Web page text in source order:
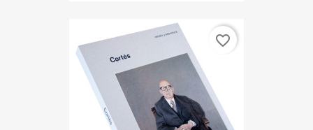
favorite_border